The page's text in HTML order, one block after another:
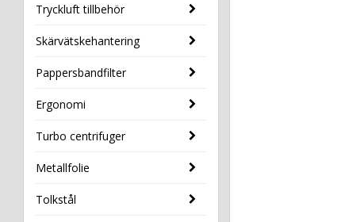
Tryckluft tillbehör
Skärvätskehantering
Pappersbandfilter
Ergonomi
Turbo centrifuger
Metallfolie
Tolkstål